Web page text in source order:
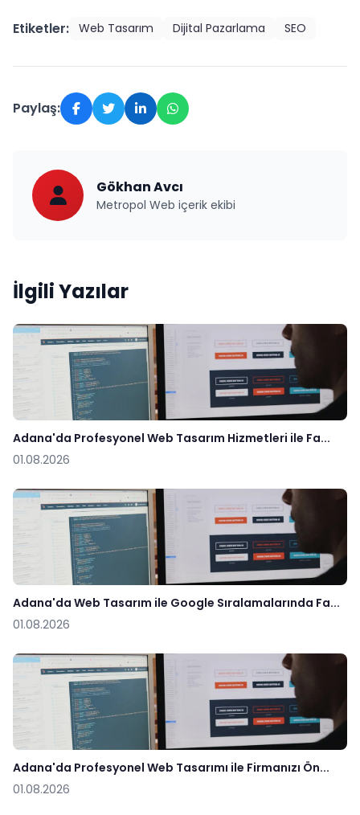
Etiketler: Web Tasarım Dijital Pazarlama SEO
Paylaş:
Gökhan Avcı
Metropol Web içerik ekibi
İlgili Yazılar
Adana'da Profesyonel Web Tasarım Hizmetleri ile Fa...
01.08.2026
Adana'da Web Tasarım ile Google Sıralamalarında Fa...
01.08.2026
Adana'da Profesyonel Web Tasarımı ile Firmanızı Ön...
01.08.2026